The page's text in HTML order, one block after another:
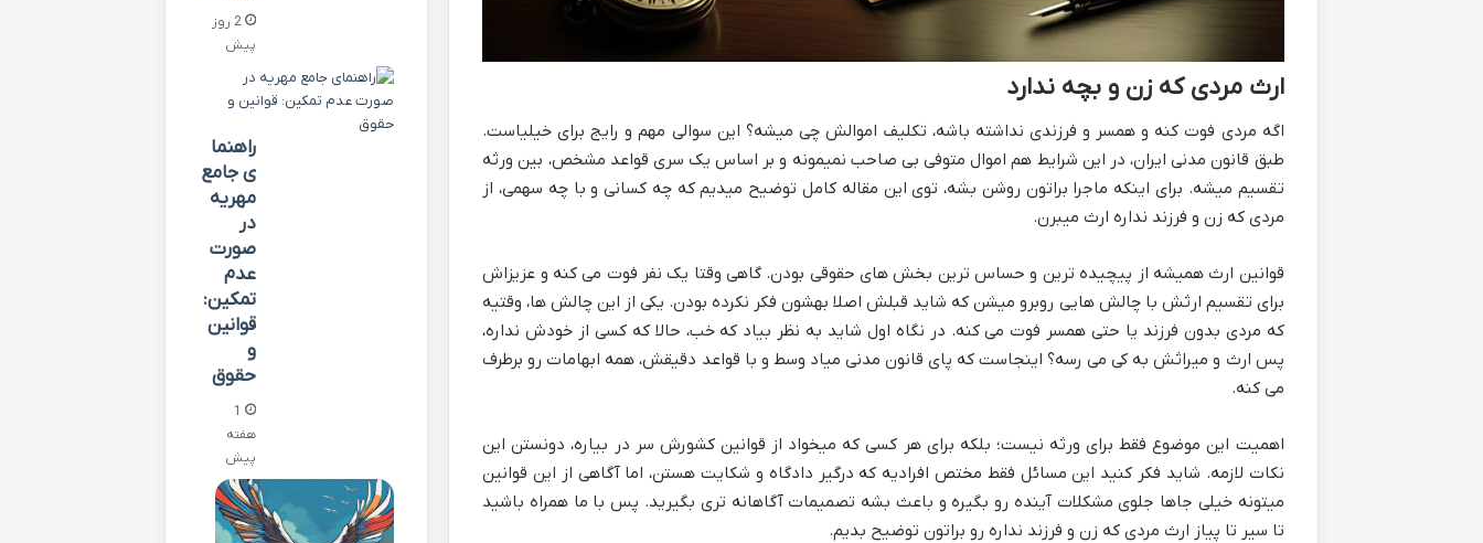
ارث مردی که زن و بچه ندارد
اگه مردی فوت کنه و همسر و فرزندی نداشته باشه، تکلیف اموالش چی میشه؟ این سوالی مهم و رایج برای خیلیاست.
طبق قانون مدنی ایران، در این شرایط هم اموال متوفی بی صاحب نمیمونه و بر اساس یک سری قواعد مشخص، بین ورثه
تقسیم میشه. برای اینکه ماجرا براتون روشن بشه، توی این مقاله کامل توضیح میدیم که چه کسانی و با چه سهمی، از
مردی که زن و فرزند نداره ارث میبرن.
قوانین ارث همیشه از پیچیده ترین و حساس ترین بخش های حقوقی بودن. گاهی وقتا یک نفر فوت می کنه و عزیزاش
برای تقسیم ارثش با چالش هایی روبرو میشن که شاید قبلش اصلا بهشون فکر نکرده بودن. یکی از این چالش ها، وقتیه
که مردی بدون فرزند یا حتی همسر فوت می کنه. در نگاه اول شاید به نظر بیاد که خب، حالا که کسی از خودش نداره،
پس ارث و میراثش به کی می رسه؟ اینجاست که پای قانون مدنی میاد وسط و با قواعد دقیقش، همه ابهامات رو برطرف
می کنه.
اهمیت این موضوع فقط برای ورثه نیست؛ بلکه برای هر کسی که میخواد از قوانین کشورش سر در بیاره، دونستن این
نکات لازمه. شاید فکر کنید این مسائل فقط مختص افرادیه که درگیر دادگاه و شکایت هستن، اما آگاهی از این قوانین
میتونه خیلی جاها جلوی مشکلات آینده رو بگیره و باعث بشه تصمیمات آگاهانه تری بگیرید. پس با ما همراه باشید
تا سیر تا پیاز ارث مردی که زن و فرزند نداره رو براتون توضیح بدیم.
2 روز
پیش
راهنما
ی جامع
مهریه
در
صورت
عدم
تمکین:
قوانین
و
حقوق
1
هفته
پیش